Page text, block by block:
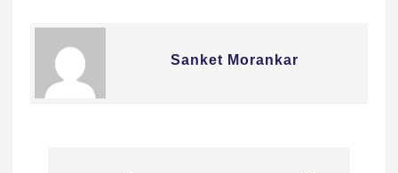
Sanket Morankar